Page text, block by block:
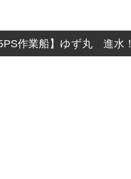
作業船】ゆず丸 進水！